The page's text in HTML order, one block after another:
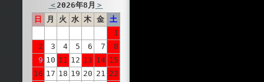
＜2026年8月 ＞
日
月 火 水 木 金
土
1
2
3 4 5 6 7
8
9 10 11 12 13 14 15
16 17 18 19 20 21 22